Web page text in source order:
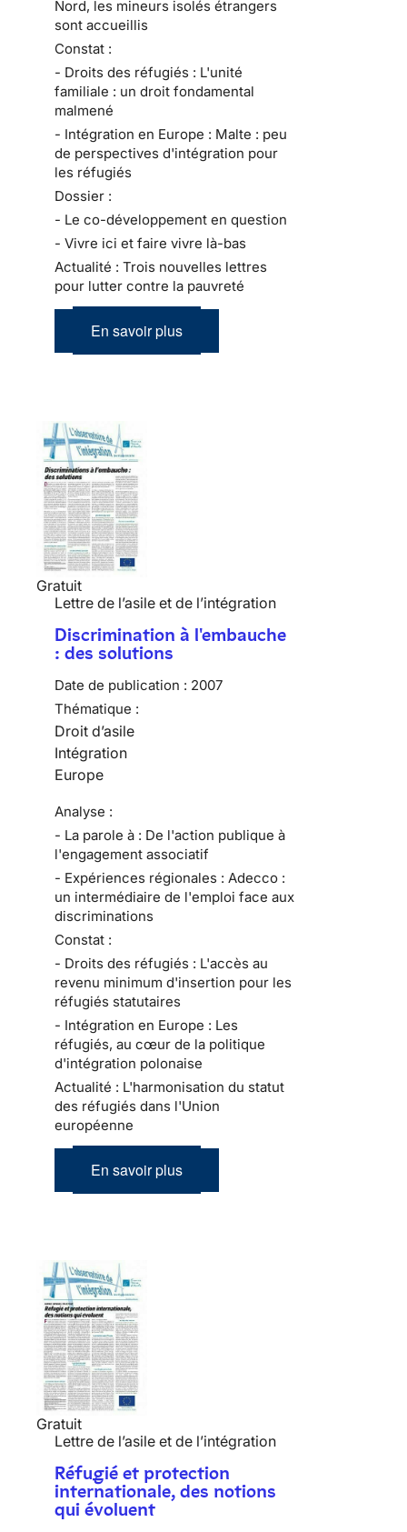
Nord, les mineurs isolés étrangers
sont accueillis
Constat :
- Droits des réfugiés : L'unité
familiale : un droit fondamental
malmené
- Intégration en Europe : Malte : peu
de perspectives d'intégration pour
les réfugiés
Dossier :
- Le co-développement en question
- Vivre ici et faire vivre là-bas
Actualité : Trois nouvelles lettres
pour lutter contre la pauvreté
En savoir plus
Gratuit
Lettre de l’asile et de l’intégration
Discrimination à l'embauche
: des solutions
Date de publication : 2007
Thématique :
Droit d’asile
Intégration
Europe
Analyse :
- La parole à : De l'action publique à
l'engagement associatif
- Expériences régionales : Adecco :
un intermédiaire de l'emploi face aux
discriminations
Constat :
- Droits des réfugiés : L'accès au
revenu minimum d'insertion pour les
réfugiés statutaires
- Intégration en Europe : Les
réfugiés, au cœur de la politique
d'intégration polonaise
Actualité : L'harmonisation du statut
des réfugiés dans l'Union
européenne
En savoir plus
Gratuit
Lettre de l’asile et de l’intégration
Réfugié et protection
internationale, des notions
qui évoluent